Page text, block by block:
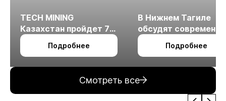
TECH MINING
Казахстан пройдет 7
октября в Алматы
Подробнее
В Нижнем Тагиле
обсудят
технологии
измельчения
Подробнее
Смотреть все